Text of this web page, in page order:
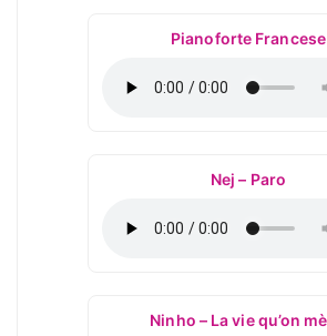
Pianoforte Francese
Nej – Paro
Ninho – La vie qu’on